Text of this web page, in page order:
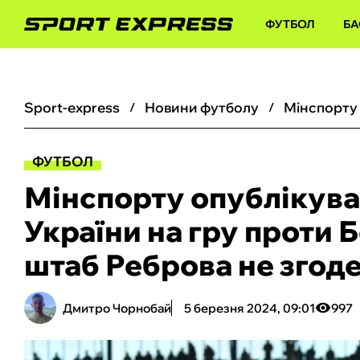
ФУТБОЛ
sport-express новини футболу
ФУТБОЛ
Мінспорту
України на гру проти
штаб Реброва не
Дмитро Чорнобай 5 березня 2024, 09:01 997